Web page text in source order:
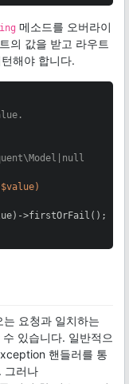
메소드를 오버라이
의 값을 받고 라우트
해야 합니다.
>firstOrFail();
요청과 일치하는
있습니다. 일반적으
핸들러를 통
그러나